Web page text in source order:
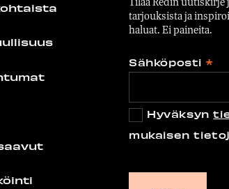
tarjouksista ja
haluat. Ei paineita.
Sähköposti *
Hyväksyn
mukaisen